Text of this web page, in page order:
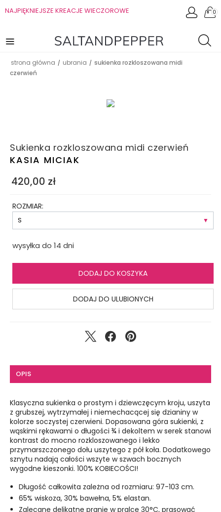
NAJPIĘKNIEJSZE KREACJE WIECZOROWE 0
strona główna / ubrania / sukienka rozkloszowana midi
czerwień
Sukienka rozkloszowana midi czerwień
KASIA MICIAK
420,00 zł
ROZMIAR:
wysyłka do 14 dni
DODAJ DO KOSZYKA
DODAJ DO ULUBIONYCH
OPIS
Klasyczna sukienka o prostym i dziewczęcym kroju, uszyta
z grubszej, wytrzymałej i niemechacącej się dzianiny w
kolorze soczystej czerwieni. Dopasowana góra sukienki, z
wąskimi rękawami o długości ¾ i dekoltem w serek stanowi
kontrast do mocno rozkloszowanego i lekko
przymarszczonego dołu uszytego z pół koła. Dodatkowego
sznytu nadają całości wszyte w szwach bocznych
wygodne kieszonki. 100% KOBIECOŚCI!
Długość całkowita zależna od rozmiaru: 97-103 cm.
65% wiskoza, 30% bawełna, 5% elastan.
Zalecane delikatne pranie w pralce 30°C, prasować